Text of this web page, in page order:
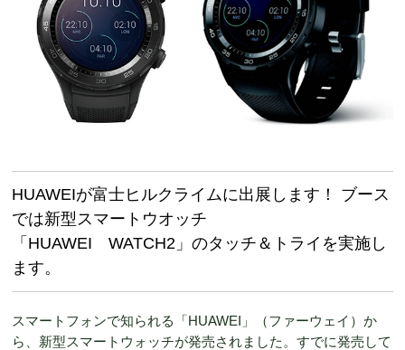
HUAWEIが富士ヒルクライムに出展します！ ブース
では新型スマートウオッチ
「HUAWEI WATCH2」のタッチ＆トライを実施し
ます。
スマートフォンで知られる「HUAWEI」（ファーウェイ）か
ら、新型スマートウォッチが発売されました。すでに発売して